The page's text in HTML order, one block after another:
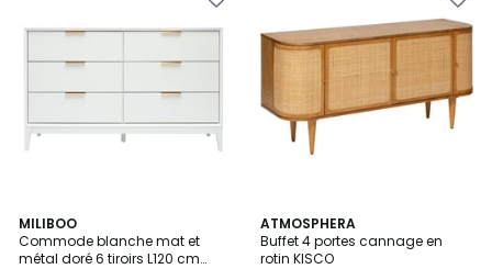
MILIBOO
Commode blanche mat et
métal doré 6 tiroirs L120 cm
4
/
5
2
Couleurs
ATMOSPHERA
Buffet 4 portes cannage en
rotin KISCO